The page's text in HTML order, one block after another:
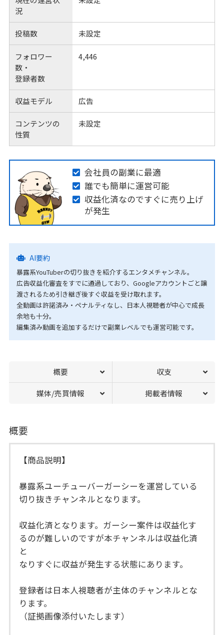
況
投稿数 未設定
フォロワー
数・
登録者数
4,446
収益モデル 広告
コンテンツの
性質
未設定
会社員の副業に最適
誰でも簡単に運営可能
収益化済なのですぐに売り上げ
が発生
AI要約
暴露系YouTuberの切り抜きを紹介するエンタメチャンネル。
広告収益化審査をすでに通過しており、Googleアカウントごと譲
渡されるため引き継ぎ後すぐ収益を受け取れます。
全動画は許諾済み・ペナルティなし、日本人視聴者が中心で成長
余地も十分。
編集済み動画を追加するだけで副業レベルでも運営可能です。
概要 収支
媒体/売買情報 掲載者情報
概要
【商品説明】
暴露系ユーチューバーガーシーを運営している
切り抜きチャンネルとなります。
収益化済となります。ガーシー案件は収益化す
るのが難しいのですが本チャンネルは収益化済
と
なりすぐに収益が発生する状態にあります。
登録者は日本人視聴者が主体のチャンネルとな
ります。
（証拠画像添付いたします）